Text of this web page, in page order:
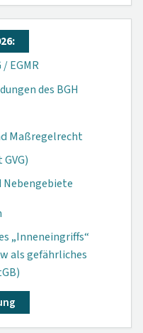
EGMR
des BGH
Maßregelrecht
„Inneneingriffs“
als gefährliches